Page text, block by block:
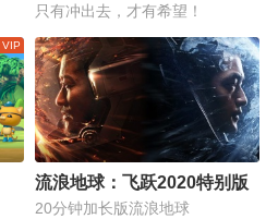
只有冲出去，才有希望！
流浪地球：飞跃2020特别版
20分钟加长版流浪地球